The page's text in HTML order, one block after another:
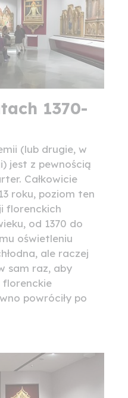
1370-
(lub drugie, w
jest z pewnością
Całkowicie
roku, poziom ten
florenckich
od 1370 do
oświetleniu
ale raczej
sam raz, aby
florenckie
powróciły po